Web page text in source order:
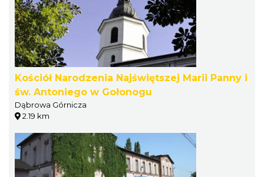
Kościół Narodzenia Najświętszej Marii Panny i
św. Antoniego w Gołonogu
Dąbrowa Górnicza
2.19 km